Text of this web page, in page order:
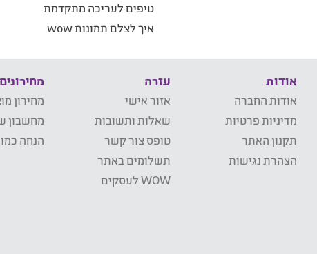
טיפים לעריכה מתקדמת
איך לצלם תמונות wow
אודות
אודות החברה
מדיניות פרטיות
תקנון האתר
הצהרת נגישות
עזרה
אזור אישי
שאלות ותשובות
טופס צור קשר
תשלומים באתר
WOW לעסקים
מחירונים
מחירון
מחשבון
הנחה